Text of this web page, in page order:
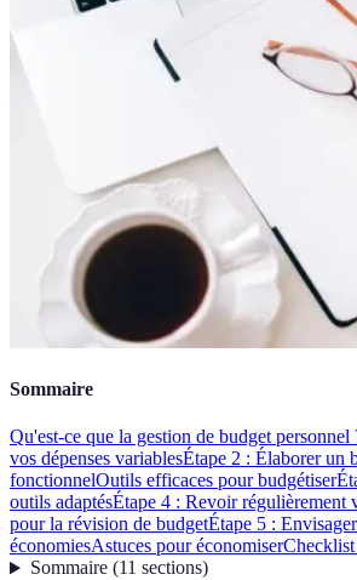
Sommaire
Qu'est-ce que la gestion de budget personnel
vos dépenses variablesÉtape 2 : Élaborer un
fonctionnelOutils efficaces pour budgétiser
outils adaptésÉtape 4 : Revoir régulièrement
pour la révision de budgetÉtape 5 :
économiesAstuces pour économiser
Sommaire(11 sections)